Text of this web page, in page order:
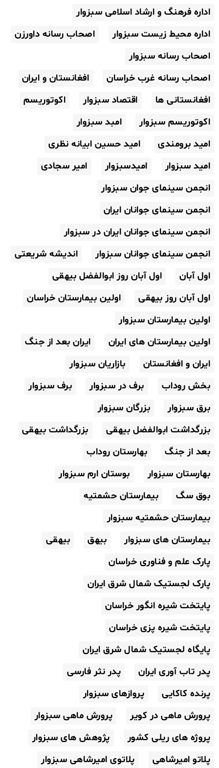
اداره فرهنگ و ارشاد اسلامی سبزوار
اداره محیط زیست سبزوار
اصحاب رسانه داورزن
اصحاب رسانه سبزوار
اصحاب رسانه غرب خراسان
افغانستان و ایران
افغانستانی ها
اقتصاد سبزوار
اکوتوریسم
اکوتوریسم سبزوار
امبد سبزوار
امید برومندی
امید حسین ابیانه نظری
امید سبزوار
امیدسبزوار
امیر سجادی
انجمن سینمای جوان سبزوار
انجمن سینمای جوانان ایران
انجمن سینمای جوانان ایران در سبزوار
انجمن سینمای جوانان سبزوار
اندیشه شریعتی
اول آبان
اول آبان روز ابوالفضل بیهقی
اول آبان روز بیهقی
اولین بیمارستان خراسان
اولین بیمارستان سبزوار
اولین بیمارستان های ایران
ایران بعد از جنگ
ایران و افغانستان
بازاریان سبزوار
بخش روداب
برف در سبزوار
برف سبزوار
برق سبزوار
بزرگان سبزوار
بزرگداشت ابوالفضل بیهقی
بزرگداشت بیهقی
بعد از جنگ
بهارستان روداب
بهارستان سبزوار
بوستان ارم سبزوار
بوق سگ
بیمارستان حشمتیه
بیمارستان حشمتیه سبزوار
بیمارستان های سبزوار
بیهق
بیهقی
پارک علم و فناوری خراسان
پارک لجستیک شمال شرق ایران
پایتخت شیره انگور خراسان
پایتخت شیره پزی خراسان
پایگاه لجستیک شمال شرق ایران
پدر تاب آوری ایران
پدر نثر فارسی
پرنده کاکایی
پروازهای سبزوار
پرورش ماهی در کویر
پرورش ماهی سبزوار
پروژه های ریلی کشور
پژوهش های سبزوار
پلاتو امیرشاهی
پلاتوی امیرشاهی سبزوار